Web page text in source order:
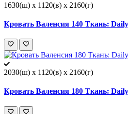
1630(ш) x 1120(в) x 2160(г)
Кровать Валенсия 140 Ткань:
2030(ш) x 1120(в) x 2160(г)
Кровать Валенсия 180 Ткань: